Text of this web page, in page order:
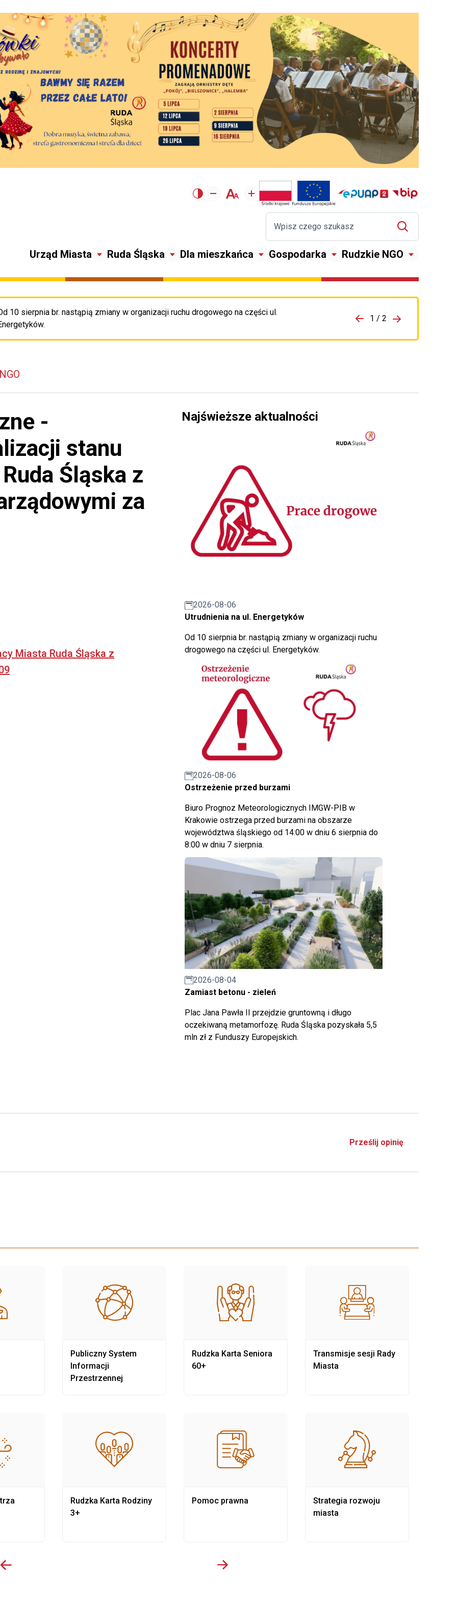
Urząd Miasta Ruda Śląska Dla mieszkańca Gospodarka Rudzkie NGO
10 sierpnia br. nastąpią zmiany w organizacji ruchu drogowego na części ul.Przejdź do porzpedniego komunikatu 1 / 2
Przejdź do
-
stanu
Śląska z
za
Miasta Ruda Śląska z
Najświeższe aktualności
2026-08-06
Utrudnienia na ul. Energetyków
Od 10 sierpnia br. nastąpią zmiany w organizacji ruchu
drogowego na części ul. Energetyków.
2026-08-06
Ostrzeżenie przed burzami
Biuro Prognoz Meteorologicznych IMGW-PIB w
Krakowie ostrzega przed burzami na obszarze
województwa śląskiego od 14:00 w dniu 6 sierpnia do
8:00 w dniu 7 sierpnia.
2026-08-04
Zamiast betonu - zieleń
Plac Jana Pawła II przejdzie gruntowną i długo
oczekiwaną metamorfozę. Ruda Śląska pozyskała 5,5
mln zł z Funduszy Europejskich.
Prześlij opinię
Publiczny System
Informacji
Przestrzennej
Rudzka Karta Rodziny
3+
Rudzka Karta Seniora
60+
Pomoc prawna
Transmisje sesji Rady
Miasta
Strategia rozwoju
miasta